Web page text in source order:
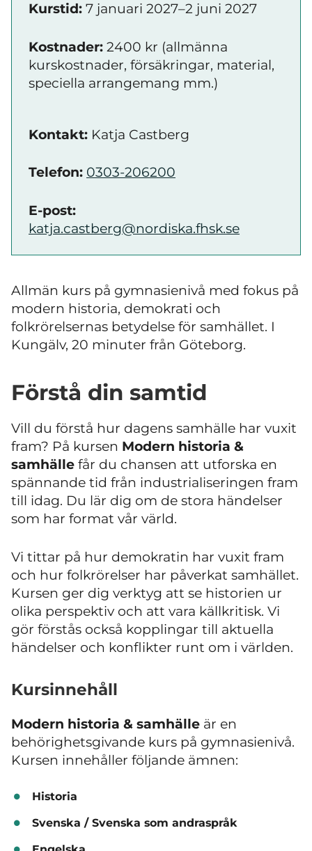
Kurstid: 7 januari 2027–2 juni 2027
Kostnader: 2400 kr (allmänna
kurskostnader, försäkringar, material,
speciella arrangemang mm.)
Kontakt: Katja Castberg
Telefon: 0303-206200
E-post:
katja.castberg@nordiska.fhsk.se
Allmän kurs på gymnasienivå med fokus på
modern historia, demokrati och
folkrörelsernas betydelse för samhället. I
Kungälv, 20 minuter från Göteborg.
Förstå din samtid
Vill du förstå hur dagens samhälle har vuxit
fram? På kursen Modern historia &
samhälle får du chansen att utforska en
spännande tid från industrialiseringen fram
till idag. Du lär dig om de stora händelser
som har format vår värld.
Vi tittar på hur demokratin har vuxit fram
och hur folkrörelser har påverkat samhället.
Kursen ger dig verktyg att se historien ur
olika perspektiv och att vara källkritisk. Vi
gör förstås också kopplingar till aktuella
händelser och konflikter runt om i världen.
Kursinnehåll
Modern historia & samhälle är en
behörighetsgivande kurs på gymnasienivå.
Kursen innehåller följande ämnen:
Historia
Svenska / Svenska som andraspråk